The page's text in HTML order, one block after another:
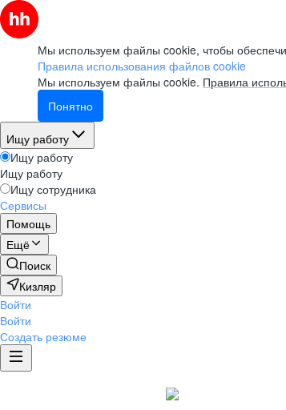
Мы используем файлы cookie, чтобы
Правила использования файлов cookie
Мы используем файлы cookie. Правила
Понятно
Ищу работу
Ищу работу
Ищу работу
Ищу сотрудника
Сервисы
Помощь
Ещё
Поиск
Кизляр
Войти
Войти
Создать резюме